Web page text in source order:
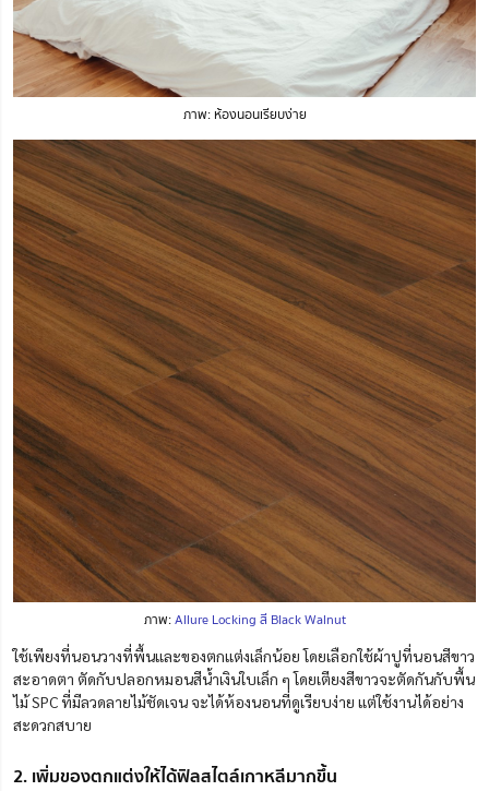
ภาพ: ห้องนอนเรียบง่าย
ภาพ:Allure Locking สี Black Walnut
ใช้เพียงที่นอนวางที่พื้นและของตกแต่งเล็กน้อย โดยเลือกใช้ผ้าปูที่นอนสีขาว
สะอาดตา ตัดกับปลอกหมอนสีน้ำเงินใบเล็ก ๆ โดยเตียงสีขาวจะตัดกันกับพื้น
ไม้ SPC ที่มีลวดลายไม้ชัดเจน จะได้ห้องนอนที่ดูเรียบง่าย แต่ใช้งานได้อย่าง
สะดวกสบาย
2. เพิ่มของตกแต่งให้ได้ฟิลสไตล์เกาหลีมากขึ้น